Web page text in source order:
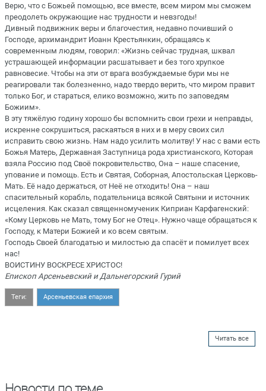
Верю, что с Божьей помощью, все вместе, всем миром мы сможем
преодолеть окружающие нас трудности и невзгоды!
Дивный подвижник веры и благочестия, недавно почивший о
Господе, архимандрит Иоанн Крестьянкин, обращаясь к
современным людям, говорил: «Жизнь сейчас трудная, шквал
устрашающей информации расшатывает и без того хрупкое
равновесие. Чтобы на эти от врага возбуждаемые бури мы не
реагировали так болезненно, надо твердо верить, что миром правит
только Бог, и стараться, елико возможно, жить по заповедям
Божиим».
В эту тяжёлую годину хорошо бы вспомнить свои грехи и неправды,
искренне сокрушиться, раскаяться в них и в меру своих сил
исправить свою жизнь. Нам надо усилить молитву! У нас с вами есть
Божья Матерь, Державная Заступница рода христианского, Которая
взяла Россию под Своё покровительство, Она – наше спасение,
упование и помощь. Есть и Святая, Соборная, Апостольская Церковь-
Мать. Её надо держаться, от Неё не отходить! Она – наш
спасительный корабль, подательница всякой Святыни и источник
исцеления. Как сказал священномученик Киприан Карфагенский:
«Кому Церковь не Мать, тому Бог не Отец». Нужно чаще обращаться к
Господу, к Матери Божией и ко всем святым.
Господь Своей благодатью и милостью да спасёт и помилует всех
нас!
ВОИСТИНУ ВОСКРЕСЕ ХРИСТОС!
Епископ Арсеньевский и Дальнегорский Гурий
Теги: Арсеньевская епархия
Читать все